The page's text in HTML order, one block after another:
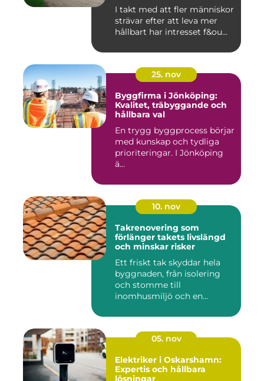
I takt med att fler människor
strävar efter att leva mer
hållbart har intresset f&ou...
25. nov
Byggfirma i Jönköping:
Kvalitet, träbyggande och
hållbara val
En trygg byggprocess börjar
med kunskap och tydliga
prioriteringar. I Jönköping
ä...
10. nov
Takrenovering som
förlänger takets livslängd
och minskar risker
Ett friskt tak skyddar hela
byggnaden, från isolering
och stomme till
inomhusmiljö och en...
05. nov
Elektriker i Oskarshamn:
Expertis och hållbara
lösningar